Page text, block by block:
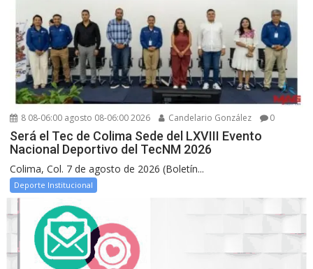
8 08-06:00 agosto 08-06:00 2026 Candelario González 0
Será el Tec de Colima Sede del LXVIII Evento
Nacional Deportivo del TecNM 2026
Colima, Col. 7 de agosto de 2026 (Boletín...
Deporte Institucional